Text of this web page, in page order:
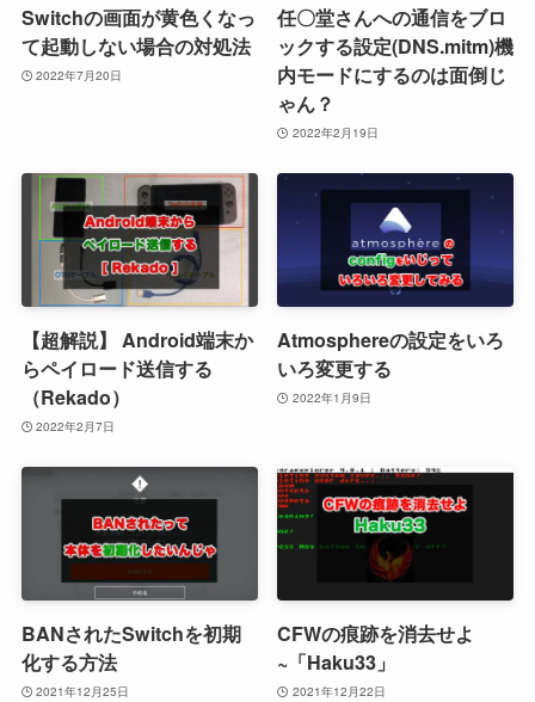
Switchの画面が黄色くなっ
て起動しない場合の対処法
2022年7月20日
任〇堂さんへの通信をブロ
ックする設定(DNS.mitm)機
内モードにするのは面倒じ
ゃん？
2022年2月19日
【超解説】 Android端末か
らペイロード送信する
（Rekado）
2022年2月7日
Atmosphereの設定をいろ
いろ変更する
2022年1月9日
BANされたSwitchを初期
化する方法
2021年12月25日
CFWの痕跡を消去せよ
~「Haku33」
2021年12月22日